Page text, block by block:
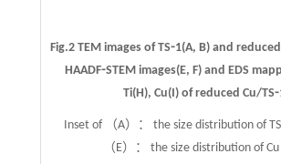
Fig.2 TEM images of TS⁃1(A, B) and
HAADF⁃STEM images(E, F) and EDS
Ti(H), Cu(I) of reduced Cu/
Inset of （A）： the size distribution of
（E）： the size distribution of Cu